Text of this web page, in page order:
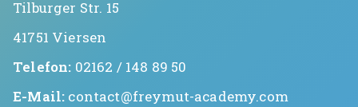
Tilburger Str. 15
41751 Viersen
Telefon: 02162 / 148 89 50
E-Mail: contact@freymut-academy.com